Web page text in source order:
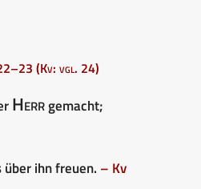
(Kv: vgl. 24)
Herrgemacht;
ihn freuen. – Kv